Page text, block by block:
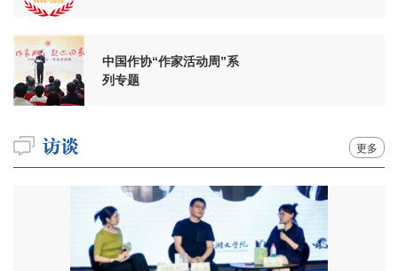
中国作协“作家活动周”系
列专题
更多